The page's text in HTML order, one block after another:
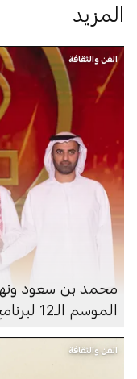
المزيد
الفن والثقافة
محمد بن سعود
الموسم الـ12 لبرنامج شاعر المليون
الفن والثقافة